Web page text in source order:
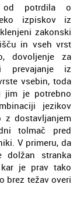
od potrdila o
izpiskov iz
zakonski
in vseh vrst
dovoljenje za
prevajanje iz
vsebin, toda
jim je potrebno
jezikov
z dostavljanjem
tolmač pred
V primeru, da
dolžan stranka
je prav tako
brez težav overi